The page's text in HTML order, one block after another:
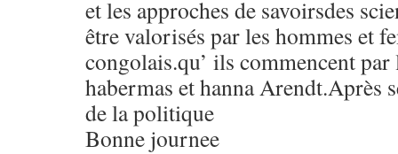
et les approches de savoirsdes
être valorisés par les hommes et
congolais.qu’ ils commencent
habermas et hanna Arendt.Après
de la politique
Bonne journee